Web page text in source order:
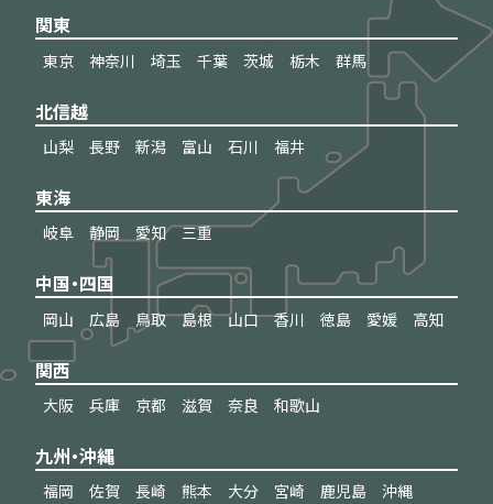
関東
東京 神奈川 埼玉 千葉 茨城 栃木 群馬
北信越
山梨 長野 新潟 富山 石川 福井
東海
岐阜 静岡 愛知 三重
中国・四国
岡山 広島 鳥取 島根 山口 香川 徳島 愛媛 高知
関西
大阪 兵庫 京都 滋賀 奈良 和歌山
九州・沖縄
福岡 佐賀 長崎 熊本 大分 宮崎 鹿児島 沖縄